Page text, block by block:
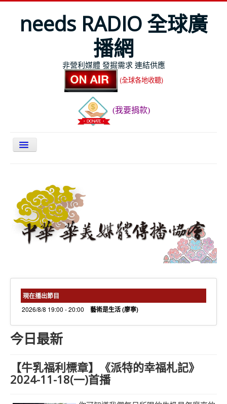
needs RADIO 全球廣
播網
非營利媒體 發掘需求 連結供應
(全球各地收聽)
(我要捐款)
今日最新
節目表
全球Live收聽
needs 專欄
線上捐款
現在播出節目
2026/8/8 19:00 - 20:00 藝術是生活 (廖寧)
今日最新
【牛乳福利標章】《派特的幸福札記》
2024-11-18(一)首播